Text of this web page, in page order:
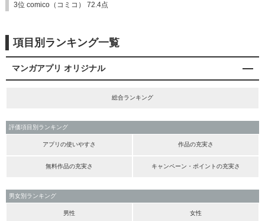
3位 comico（コミコ） 72.4点
項目別ランキング一覧
マンガアプリ オリジナル
総合ランキング
評価項目別ランキング
アプリの使いやすさ 作品の充実さ
無料作品の充実さ キャンペーン・ポイントの充実さ
男女別ランキング
男性 女性